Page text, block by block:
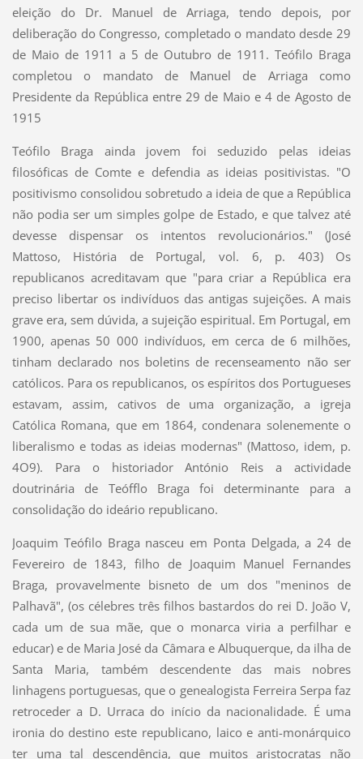
eleição do Dr. Manuel de Arriaga, tendo depois, por
deliberação do Congresso, completado o mandato desde 29
de Maio de 1911 a 5 de Outubro de 1911. Teófilo Braga
completou o mandato de Manuel de Arriaga como
Presidente da República entre 29 de Maio e 4 de Agosto de
1915
Teófilo Braga ainda jovem foi seduzido pelas ideias
filosóficas de Comte e defendia as ideias positivistas. "O
positivismo consolidou sobretudo a ideia de que a República
não podia ser um simples golpe de Estado, e que talvez até
devesse dispensar os intentos revolucionários." (José
Mattoso, História de Portugal, vol. 6, p. 403) Os
republicanos acreditavam que "para criar a República era
preciso libertar os indivíduos das antigas sujeições. A mais
grave era, sem dúvida, a sujeição espiritual. Em Portugal, em
1900, apenas 50 000 indivíduos, em cerca de 6 milhões,
tinham declarado nos boletins de recenseamento não ser
católicos. Para os republicanos, os espíritos dos Portugueses
estavam, assim, cativos de uma organização, a igreja
Católica Romana, que em 1864, condenara solenemente o
liberalismo e todas as ideias modernas" (Mattoso, idem, p.
4O9). Para o historiador António Reis a actividade
doutrinária de Teófflo Braga foi determinante para a
consolidação do ideário republicano.
Joaquim Teófilo Braga nasceu em Ponta Delgada, a 24 de
Fevereiro de 1843, filho de Joaquim Manuel Fernandes
Braga, provavelmente bisneto de um dos "meninos de
Palhavã", (os célebres três filhos bastardos do rei D. João V,
cada um de sua mãe, que o monarca viria a perfilhar e
educar) e de Maria José da Câmara e Albuquerque, da ilha de
Santa Maria, também descendente das mais nobres
linhagens portuguesas, que o genealogista Ferreira Serpa faz
retroceder a D. Urraca do início da nacionalidade. É uma
ironia do destino este republicano, laico e anti-monárquico
ter uma tal descendência, que muitos aristocratas não